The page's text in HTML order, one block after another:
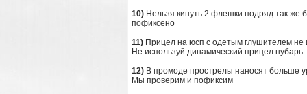
10) Нельзя кинуть 2 флешки подряд так же
пофиксено
11) Прицел на юсп с одетым глушителем не
Не используй динамический прицел
12) В промоде прострелы наносят больше
Мы проверим и пофиксим